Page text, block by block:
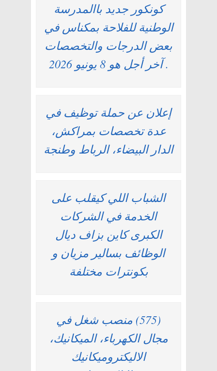
كونكور جديد باالمدرسة
الوطنية للفلاحة بمكناس في
بعض الدرجات والتخصصات
. آخر أجل هو 8 يونيو 2026
إعلان عن حملة توظيف في
عدة تخصصات بمراكش،
الدار البيضاء، الرباط وطنجة
الشباب اللي كيقلب على
الخدمة في الشركات
الكبرى كاين بزاف ديال
الوظائف بسالير مزيان و
بكونترات مختلفة
(575) منصب شغل في
مجال الكهرباء، الميكانيك،
الاليكتروميكانيك